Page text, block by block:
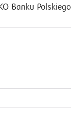
Banku Polskiego